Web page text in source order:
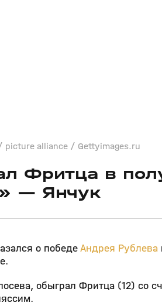
alliance / Gettyimages.ru
Фритца в
— Янчук
о победеАндрея Рублева
обыграл Фритца (12) со